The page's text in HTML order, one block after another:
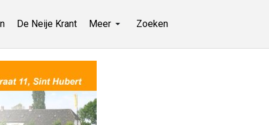
De Neije Krant Meer Zoeken